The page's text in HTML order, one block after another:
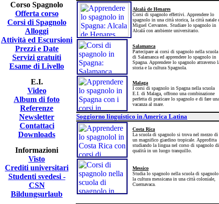
Corso Spagnolo
Offerta corso
Corsi di Spagnolo
Alloggi
Attività ed Escursioni
Prezzi e Date
Servizi gratuiti
Esame di Livello
E.I.
Video
Album di foto
Referenze
Newsletter
Contattaci
Downloads
Informazioni
Visto
Crediti universitari
Studenti svedesi -
CSN
Bildungsurlaub
Alcalá de Henares
Corsi di spagnolo effettivi. Apprendere lo
spagnolo in una città storica, la città natale
Miguel Cervantes. Studiare lo spagnolo in
Alcalá con ambiente universitario.
Salamanca
Partecipare ai corsi di spagnolo nella scuola
di Salamanca ed apprendere lo spagnolo in
Spagna. Apprendere lo spagnolo attraverso
storia e la cultura Spagnola.
Malaga
I corsi di spagnolo in Spagna nella scuola
E.I. di Malaga, offrono una combinazione
perfetta di praticare lo spagnolo e di fare una
vacanza al mare.
Soggiorno linguistico in America Latina
Costa Rica
La scuola di spagnolo si trova nel mezzo di
un magnifico giardino tropicale. Approfitta
studiando la lingua nel corso di spagnolo di
qualità in un luogo tranquillo.
Messico
Studia lo spagnolo nella scuola di spagnolo
la cultura messicana in una città coloniale,
Cuernavaca.